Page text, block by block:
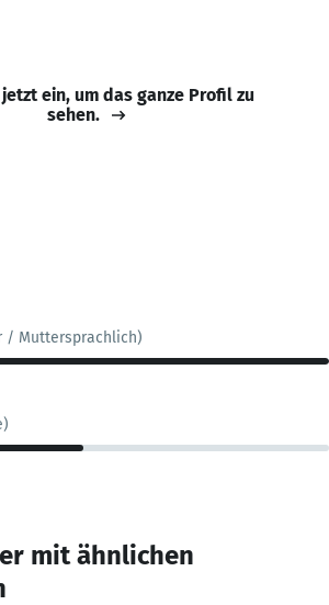
jetzt ein, um das ganze Profil zu
sehen.
/ Muttersprachlich)
mit ähnlichen